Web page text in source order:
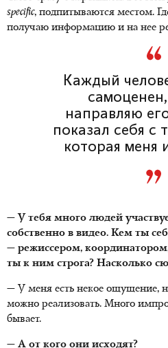
specific, подпитываются местом.
получаю информацию и на нее
Каждый
направляю
показал себя с
которая меня
— У тебя много людей
собственно в видео. Кем ты
— режиссером,
ты к ним строга? Насколько
— У меня есть некое ощущение,
можно реализовать. Много
бывает.
— А от кого они исходят?